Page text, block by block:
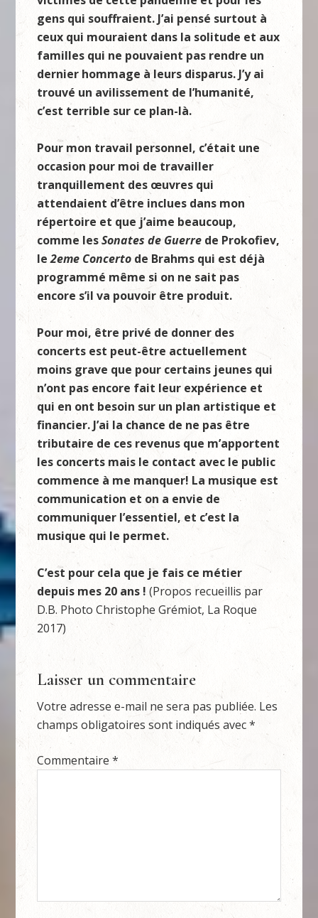
gens qui souffraient. J’ai pensé surtout à
ceux qui mouraient dans la solitude et aux
familles qui ne pouvaient pas rendre un
dernier hommage à leurs disparus. J’y ai
trouvé un avilissement de l’humanité,
c’est terrible sur ce plan-là.
Pour mon travail personnel, c’était une
occasion pour moi de travailler
tranquillement des œuvres qui
attendaient d’être inclues dans mon
répertoire et que j’aime beaucoup,
comme lesSonates deGuerre de Prokofiev,
le2eme Concerto de Brahms qui est déjà
programmé même si on ne sait pas
encore s’il va pouvoir être produit.
Pour moi, être privé de donner des
concerts est peut-être actuellement
moins grave que pour certains jeunes qui
n’ont pas encore fait leur expérience et
qui en ont besoin sur un plan artistique et
financier. J’ai la chance de ne pas être
tributaire de ces revenus que m’apportent
les concerts mais le contact avec le public
commence à me manquer! La musique est
communication et on a envie de
communiquer l’essentiel, et c’est la
musique qui le permet.
C’est pour cela que je fais ce métier
depuis mes 20 ans !(Propos recueillis par
D.B. Photo Christophe Grémiot, La Roque
2017)
Laisser un commentaire
Votre adresse e-mail ne sera pas publiée. Les
champs obligatoires sont indiqués avec*
Commentaire*